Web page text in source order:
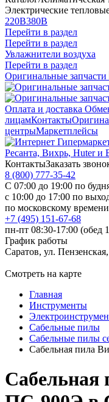
Электрические
220В380В
Перейти в раздел
Перейти в раздел
Увлажнители воздуха
Перейти в раздел
Оригинальные запчасти
Оплата и доставка
лицамКонтакты
центрыМаркетплейсы
Ресанта, Вихрь, Huter и
КонтактыЗаказать
8 (800) 777-35-42
С 07:00 до 19:00 по
с 10:00 до 17:00 по
по московскому времени
+7 (495) 151-67-68
пн-пт 08:30-17:00 (обед
График работы
Саратов, ул.
Смотреть на карте
Главная
Инструменты
Сабельные пилы
Сабельные пилы
Сабельная пила
Сабельная